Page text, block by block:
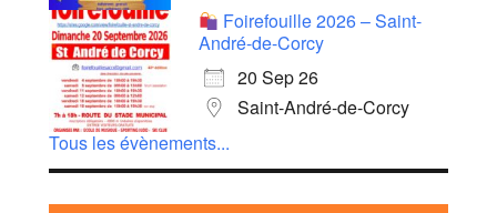
Foirefouille 2026 – Saint-
André-de-Corcy
20 Sep 26
Saint-André-de-Corcy
Tous les évènements...